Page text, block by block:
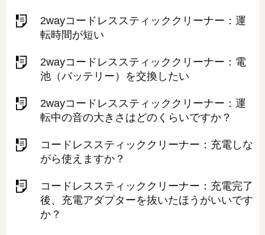
2wayコードレススティッククリーナー：運
転時間が短い
2wayコードレススティッククリーナー：電
池（バッテリー）を交換したい
2wayコードレススティッククリーナー：運
転中の音の大きさはどのくらいですか？
コードレススティッククリーナー：充電しな
がら使えますか？
コードレススティッククリーナー：充電完了
後、充電アダプターを抜いたほうがいいです
か？